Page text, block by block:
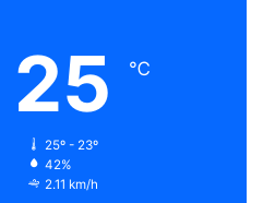
25 ℃
25º - 23º
42%
2.11 km/h